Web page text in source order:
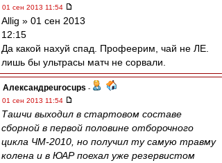
01 сен 2013 11:54
Allig » 01 сен 2013
12:15
Да какой нахуй спад. Профеерим, чай не ЛЕ.
лишь бы ультрасы матч не сорвали.
Александрeurocups -
01 сен 2013 11:54
Ташчи выходил в стартовом составе
сборной в первой половине отборочного
цикла ЧМ-2010, но получил ту самую травму
колена и в ЮАР поехал уже резервистом